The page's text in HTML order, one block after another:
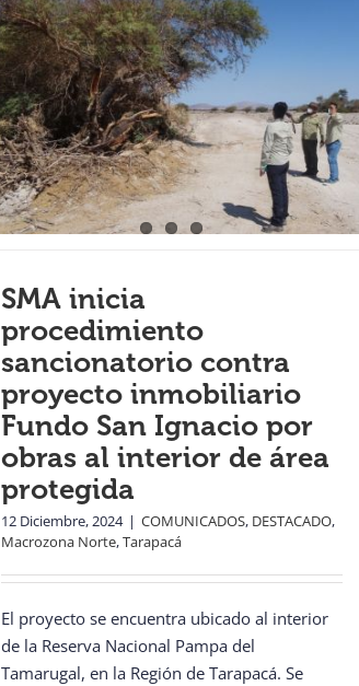
SMA inicia
procedimiento
sancionatorio contra
proyecto inmobiliario
Fundo San Ignacio por
obras al interior de área
protegida
12 Diciembre, 2024 | COMUNICADOS, DESTACADO,
Macrozona Norte,Tarapacá
El proyecto se encuentra ubicado al interior
de la Reserva Nacional Pampa del
Tamarugal, en la Región de Tarapacá. Se